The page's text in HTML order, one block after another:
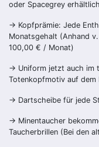
oder Spacegrey
→ Kopfprämie: Jede
Monatsgehalt (Anhand
100,00 € / Monat)
→ Uniform jetzt auch im
Totenkopfmotiv auf dem
→ Dartscheibe für jede
→ Minentaucher
Taucherbrillen (Bei den